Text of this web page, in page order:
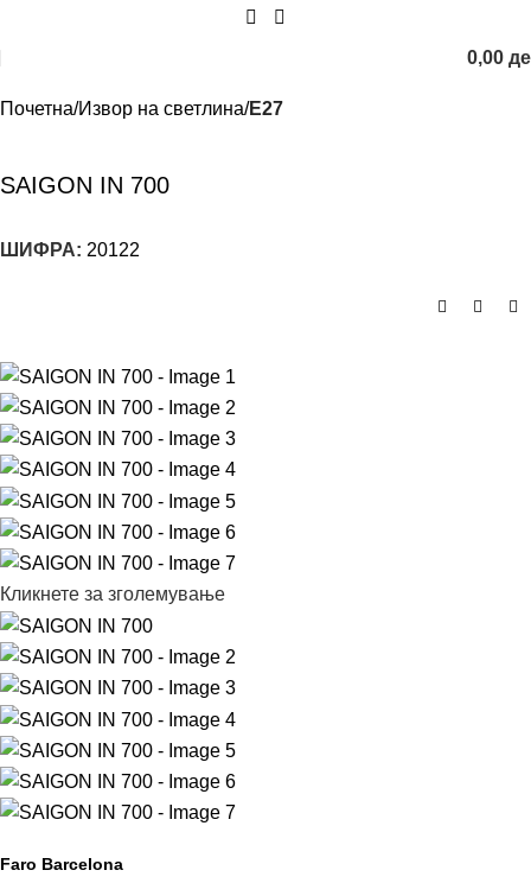
0,00
Почетна Извор на светлина E27
SAIGON IN 700
ШИФРА: 20122
Кликнете за зголемување
Faro Barcelona